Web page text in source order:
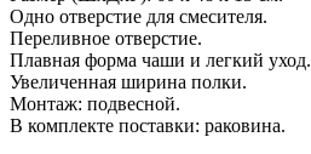
Одно отверстие для смесителя.
Переливное отверстие.
Плавная форма чаши и легкий уход.
Увеличенная ширина полки.
Монтаж: подвесной.
В комплекте поставки: раковина.